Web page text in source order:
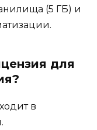
(5 ГБ) и
для
в